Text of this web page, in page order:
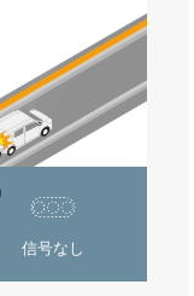
信号なし